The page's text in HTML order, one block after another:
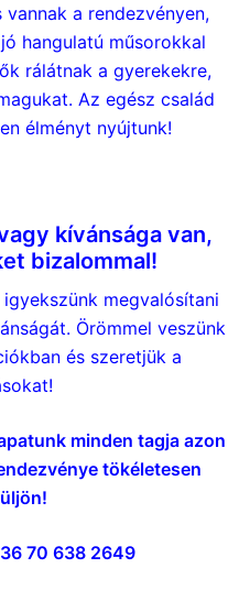
a rendezvényen,
hangulatú műsorokkal
rálátnak a gyerekekre,
Az egész család
élményt nyújtunk!
kívánsága van,
bizalommal!
megvalósítani
Örömmel veszünk
és szeretjük a
minden tagja azon
tökéletesen
70 638 2649